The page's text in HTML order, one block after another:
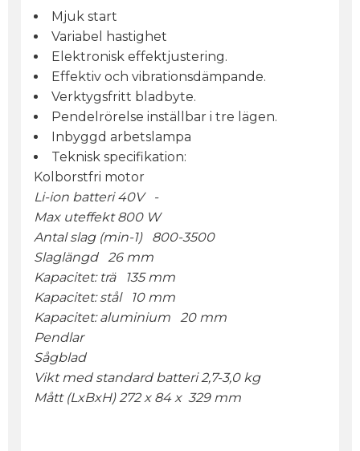
Mjuk start
Variabel hastighet
Elektronisk effektjustering.
Effektiv och vibrationsdämpande.
Verktygsfritt bladbyte.
Pendelrörelse inställbar i tre lägen.
Inbyggd arbetslampa
Teknisk specifikation:
Kolborstfri motor
Li-ion batteri 40V -
Max uteffekt 800 W
Antal slag (min-1) 800-3500
Slaglängd 26 mm
Kapacitet: trä 135 mm
Kapacitet: stål 10 mm
Kapacitet: aluminium 20 mm
Pendlar
Sågblad
Vikt med standard batteri 2,7-3,0 kg
Mått (LxBxH) 272 x 84 x 329 mm